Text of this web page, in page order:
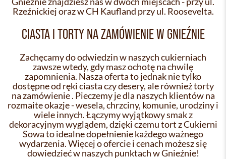
Rzeźnickiej oraz w CH Kaufland przy ul. Roosevelta.
CIASTA I TORTY NA ZAMÓWIENIE W GNIEŹNIE
Zachęcamy do odwiedzin w naszych cukierniach
zawsze wtedy, gdy masz ochotę na chwilę
zapomnienia. Nasza oferta to jednak nie tylko
dostępne od ręki ciasta czy desery, ale również torty
na zamówienie . Pieczemy je dla naszych klientów na
rozmaite okazje - wesela, chrzciny, komunie, urodziny i
wiele innych. Łączymy wyjątkowy smak z
dekoracyjnym wyglądem, dzięki czemu tort z Cukierni
Sowa to idealne dopełnienie każdego ważnego
wydarzenia. Więcej o ofercie i cenach możesz się
dowiedzieć w naszych punktach w Gnieźnie!